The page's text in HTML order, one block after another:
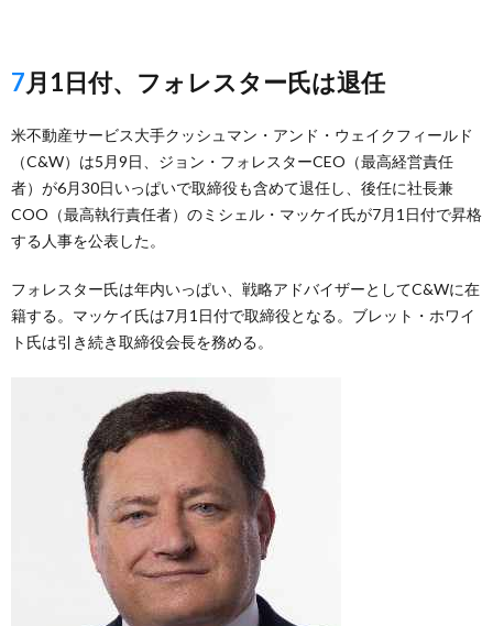
7月1日付、フォレスター氏は退任
米不動産サービス大手クッシュマン・アンド・ウェイクフィールド
（C&W）は5月9日、ジョン・フォレスターCEO（最高経営責任
者）が6月30日いっぱいで取締役も含めて退任し、後任に社長兼
COO（最高執行責任者）のミシェル・マッケイ氏が7月1日付で昇格
する人事を公表した。
フォレスター氏は年内いっぱい、戦略アドバイザーとしてC&Wに在
籍する。マッケイ氏は7月1日付で取締役となる。ブレット・ホワイ
ト氏は引き続き取締役会長を務める。